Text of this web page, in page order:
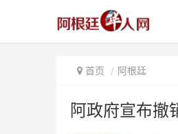
首页 阿根廷
阿政府宣布撤